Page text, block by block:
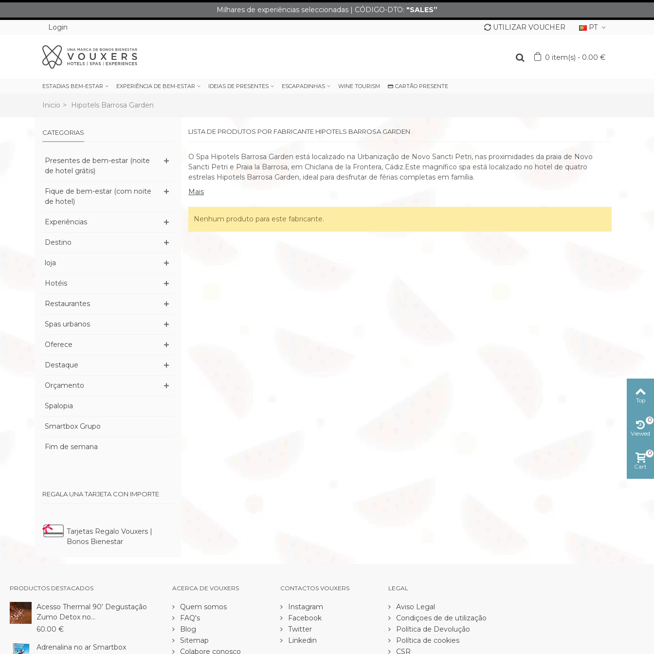
Milhares de experiências seleccionadas | CÓDIGO-DTO: "SALES”
Login
PT
UTILIZAR VOUCHER
0 item(s) - 0.00 €
ESTADIAS BEM-ESTAR EXPERIÊNCIA DE BEM-ESTAR IDEIAS DE PRESENTES ESCAPADINHAS WINE TOURISM CARTÃO PRESENTE
Inicio > Hipotels Barrosa Garden
CATEGORIAS
Presentes de bem-estar (noite
de hotel grátis)
Fique de bem-estar (com noite
de hotel)
Experiências
Destino
loja
Hotéis
Restaurantes
Spas urbanos
Oferece
Destaque
Orçamento
Spalopia
Smartbox Grupo
Fim de semana
REGALA UNA TARJETA CON IMPORTE
Tarjetas Regalo Vouxers |
Bonos Bienestar
LISTA DE PRODUTOS POR FABRICANTE HIPOTELS BARROSA GARDEN
O Spa Hipotels Barrosa Garden está localizado na Urbanização de Novo Sancti Petri, nas proximidades da praia de Novo
Sancti Petri e Praia la Barrosa, em Chiclana de la Frontera, Cádiz.Este magnífico spa está localizado no hotel de quatro
estrelas Hipotels Barrosa Garden, ideal para desfrutar de férias completas em família.
Mais
Nenhum produto para este fabricante.
PRODUCTOS DESTACADOS
Acesso Thermal 90' Degustação
Zumo Detox no...
60.00 €
Adrenalina no ar Smartbox
ACERCA DE VOUXERS
Quem somos
FAQ's
Blog
Sitemap
Colabore conosco
CONTACTOS VOUXERS
Instagram
Facebook
Twitter
Linkedin
LEGAL
Aviso Legal
Condiçoes de de utilização
Política de Devolução
Política de cookies
CSR
Top
Viewed
0
Cart
0